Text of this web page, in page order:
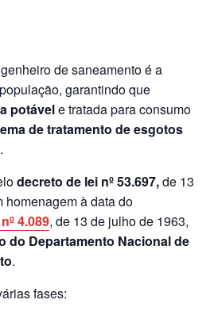
de saneamento é a
garantindo que
potávele tratada para consumo
de tratamento de esgotos
decreto de lei nº 53.697,de 13
homenagem à data do
4.089, de 13 de julho de 1963,
do Departamento Nacional de
.
fases: